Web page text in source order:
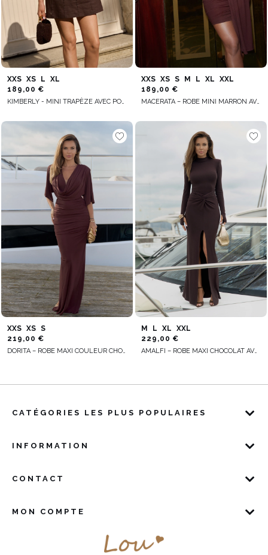
XXS XS L
XL
189,00 €
KIMBERLY - MINI TRAPÈZE AVEC POCHES
XXS XS S M L XL
XXL
189,00 €
MACERATA – ROBE MINI MARRON AVEC CEINTURE DRAPÉE
XXS XS S
219,00 €
DORITA – ROBE MAXI COULEUR CHOCOLAT AVEC DÉCOLLETÉ DÉCORATIF
M L XL
XXL
229,00 €
AMALFI – ROBE MAXI CHOCOLAT AVEC FRONCES DÉCORATIVES
CATÉGORIES LES PLUS POPULAIRES
INFORMATION
CONTACT
MON COMPTE